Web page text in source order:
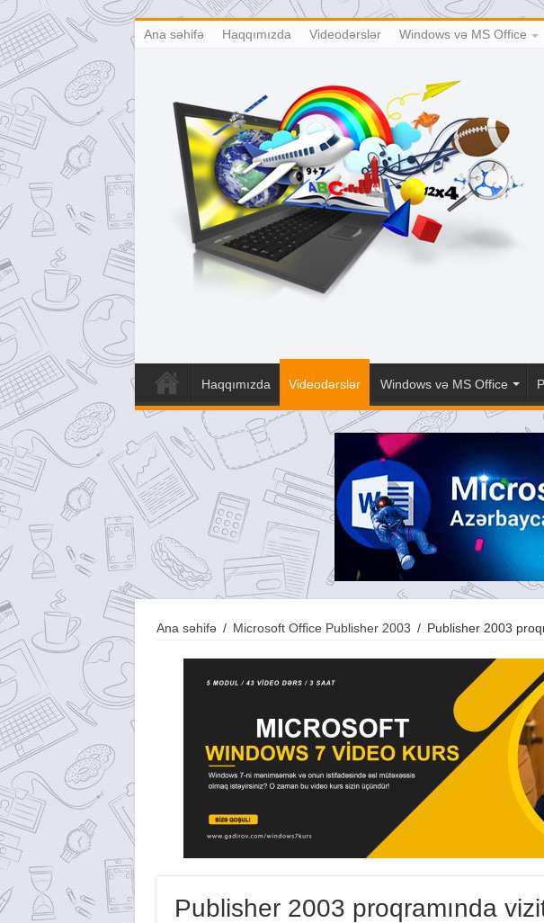
Ana səhifə Haqqımızda Videodərslər Windows və MS Office
Haqqımızda Videodərslər Windows və MS Office
Ana səhifə / Microsoft Office Publisher 2003 / Publisher 2003
Publisher 2003 proqramında